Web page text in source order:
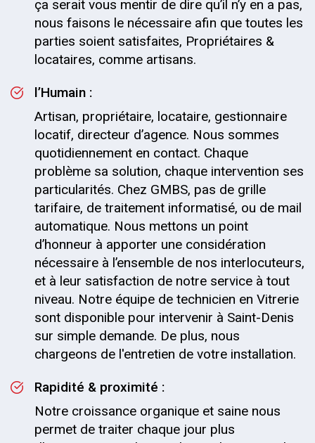
ça serait vous mentir de dire qu’il n’y en a pas,
nous faisons le nécessaire afin que toutes les
parties soient satisfaites, Propriétaires &
locataires, comme artisans.
l’Humain :
Artisan, propriétaire, locataire, gestionnaire
locatif, directeur d’agence. Nous sommes
quotidiennement en contact. Chaque
problème sa solution, chaque intervention ses
particularités. Chez GMBS, pas de grille
tarifaire, de traitement informatisé, ou de mail
automatique. Nous mettons un point
d’honneur à apporter une considération
nécessaire à l’ensemble de nos interlocuteurs,
et à leur satisfaction de notre service à tout
niveau. Notre équipe de technicien en Vitrerie
sont disponible pour intervenir à Saint-Denis
sur simple demande. De plus, nous
chargeons de l'entretien de votre installation.
Rapidité & proximité :
Notre croissance organique et saine nous
permet de traiter chaque jour plus